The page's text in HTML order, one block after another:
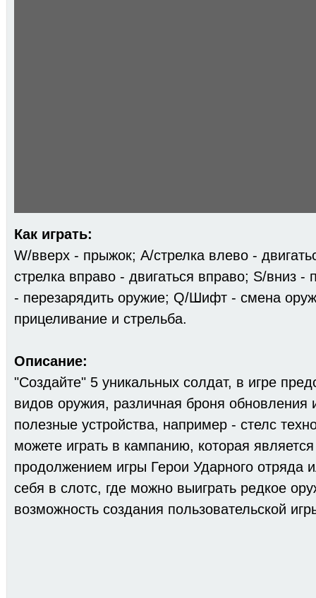
Как играть:
W/вверх - прыжок; A/стрелка влево -
стрелка вправо - двигаться вправо; S/вниз -
- перезарядить оружие; Q/Шифт - смена
прицеливание и стрельба.
Описание:
"Создайте" 5 уникальных солдат, в игре
видов оружия, различная броня обновления
полезные устройства, например - стелс
можете играть в кампанию, которая
продолжением игры Герои Ударного отряда
себя в слотс, где можно выиграть редкое
возможность создания пользовательской